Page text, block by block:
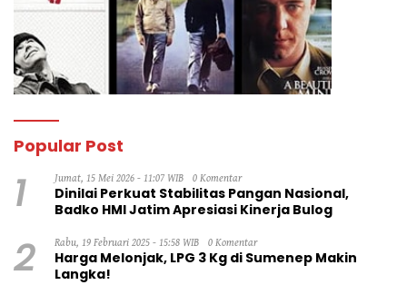
Popular Post
1 Jumat, 15 Mei 2026 - 11:07 WIB 0 Komentar
Dinilai Perkuat Stabilitas Pangan Nasional,
Badko HMI Jatim Apresiasi Kinerja Bulog
2 Rabu, 19 Februari 2025 - 15:58 WIB 0 Komentar
Harga Melonjak, LPG 3 Kg di Sumenep Makin
Langka!